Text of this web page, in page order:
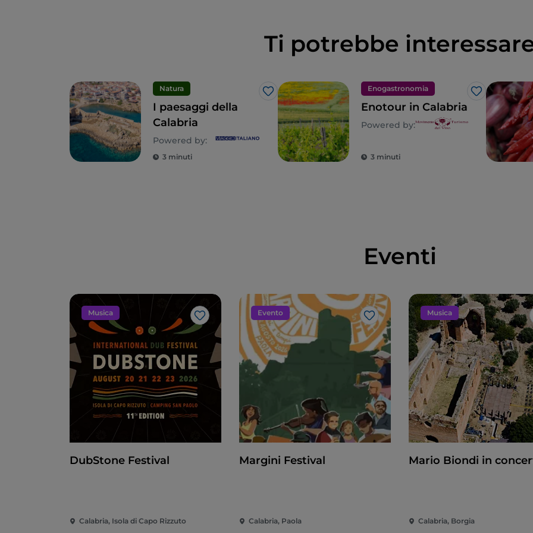
Ti potrebbe
Natura
Like
I paesaggi della
Calabria
Powered by:
3 minuti
Enogastronomia
Like
Enotour in Calabria
Powered by:
3 minuti
Eventi
Musica
Like
DubStone Festival
Calabria, Isola di Capo Rizzuto
Evento
Like
Margini Festival
Calabria, Paola
Musica
Mario Biondi in
Calabria, Borgia